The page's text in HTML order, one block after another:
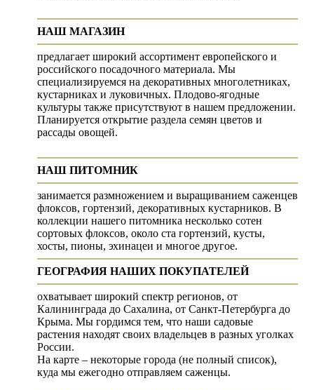
НАШ МАГАЗИН
предлагает широкий ассортимент европейского и
российского посадочного материала. Мы
специализируемся на декоративных многолетниках,
кустарниках и луковичных. Плодово-ягодные
культуры также присутствуют в нашем предложении.
Планируется открытие раздела семян цветов и
рассады овощей.
НАШ ПИТОМНИК
занимается размножением и выращиванием саженцев
флоксов, гортензий, декоративных кустарников. В
коллекции нашего питомника несколько сотен
сортовых флоксов, около ста гортензий, кусты,
хосты, пионы, эхинацеи и многое другое.
ГЕОГРАФИЯ НАШИХ ПОКУПАТЕЛЕЙ
охватывает широкий спектр регионов, от
Калининграда до Сахалина, от Санкт-Петербурга до
Крыма. Мы гордимся тем, что наши садовые
растения находят своих владельцев в разных уголках
России.
На карте – некоторые города (не полный список),
куда мы ежегодно отправляем саженцы.